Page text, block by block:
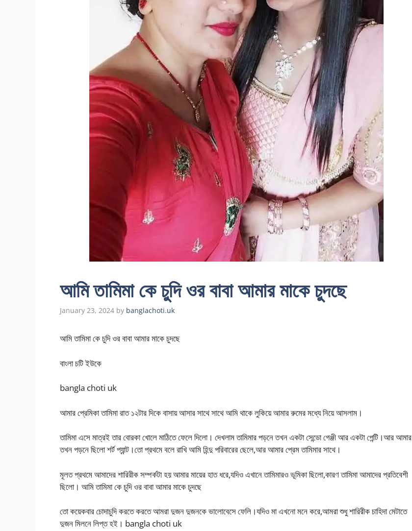
আমি তামিমা কে চুদি ওর বাবা আমার মাকে চুদছে
January 23, 2024 by banglachoti.uk
আমি তামিমা কে চুদি ওর বাবা আমার মাকে চুদছে
বাংলা চটি ইউকে
bangla choti uk
আমার প্রেমিকা তামিমা রাত ১২টার দিকে বাসায় আসার সাথে সাথে আমি থাকে লুকিয়ে আমার রুমের মধ্যে নিয়ে আসলাম।
তামিমা এসে মাত্রই তার বোরকা খোলে মাঠিতে ফেলে দিলো। দেখলাম তামিমার পড়নে তখন একটা সেন্ডো গেঞ্জী আর একটা পেন্টি।আর আমার
তখন পড়নে ছিলো শর্ট প্যান্ট।তো প্রথমে বলে রাখি আমি হিন্দু পরিবারের ছেলে,আর আমার প্রেম তামিমার সাথে।
মূলত প্রথমে আমাদের শারিরীক সম্পর্কটা হয় আমার মায়ের হাত ধরে,যদিও এখানে তামিমারও ভূমিকা ছিলো,কারণ তামিমা আমাদের প্রতিবেশী
ছিলো। আমি তামিমা কে চুদি ওর বাবা আমার মাকে চুদছে
তো কয়েকবার চোদাচুদি করতে করতে আমরা দুজন দুজনকে ভালোবেসে ফেলি।যদিও মা এখনো মনে করে,আমরা শুধু শারিরীক চাহিদা মেটাতে
দুজন মিলনে লিপ্ত হই। bangla choti uk